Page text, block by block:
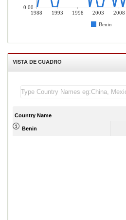
1988 1993 1998 2003 2008
Benin
0.00
VISTA DE CUADRO
Country Name
Benin